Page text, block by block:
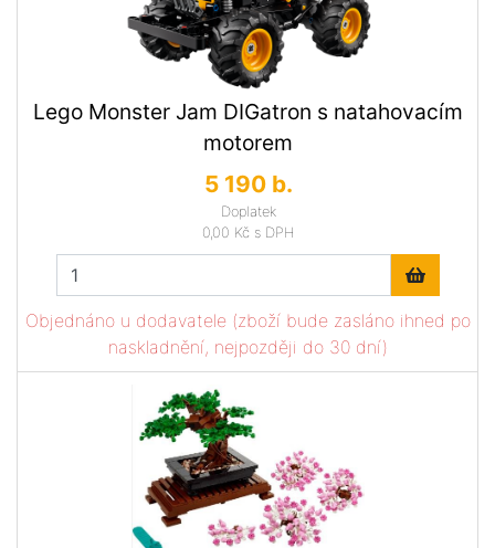
Lego Monster Jam DIGatron s natahovacím
motorem
5 190 b.
Doplatek
0,00 Kč s DPH
Objednáno u dodavatele (zboží bude zasláno ihned po
naskladnění, nejpozději do 30 dní)